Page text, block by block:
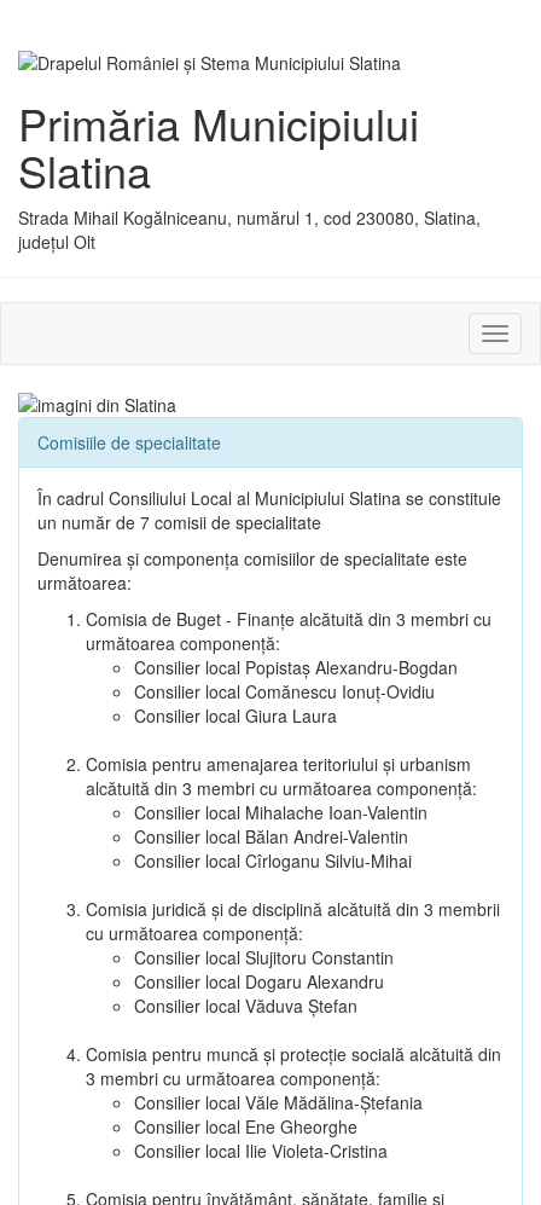
Primăria Municipiului
Slatina
Strada Mihail Kogălniceanu, numărul 1, cod 230080, Slatina,
județul Olt
sau
Comisiile de specialitate
În cadrul Consiliului Local al Municipiului Slatina se constituie
un număr de 7 comisii de specialitate
Denumirea şi componenţa comisiilor de specialitate este
următoarea:
Comisia de Buget - Finanţe alcătuită din 3 membri cu
următoarea componenţă:
Consilier local Popistaș Alexandru-Bogdan
Consilier local Comănescu Ionuț-Ovidiu
Consilier local Giura Laura
Comisia pentru amenajarea teritoriului şi urbanism
alcătuită din 3 membri cu următoarea componenţă:
Consilier local Mihalache Ioan-Valentin
Consilier local Bălan Andrei-Valentin
Consilier local Cîrloganu Silviu-Mihai
Comisia juridică şi de disciplină alcătuită din 3 membrii
cu următoarea componenţă:
Consilier local Slujitoru Constantin
Consilier local Dogaru Alexandru
Consilier local Văduva Ștefan
Comisia pentru muncă şi protecţie socială alcătuită din
3 membri cu următoarea componenţă:
Consilier local Văle Mădălina-Ștefania
Consilier local Ene Gheorghe
Consilier local Ilie Violeta-Cristina
Comisia pentru învăţământ, sănătate, familie şi